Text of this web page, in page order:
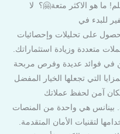
ما هو الاكثر متعة🤗؟ لا
للبدء في
على تحليلات وإحصائيات
متعددة وزيادة استثماراتك.
في فوائد عديدة وفرص مربحة
التي تجعلها الخيار المفضل
آمن لحفظ عملاتك
بينانس هي واحدة من المنصات
لتقنيات الأمان المتقدمة.